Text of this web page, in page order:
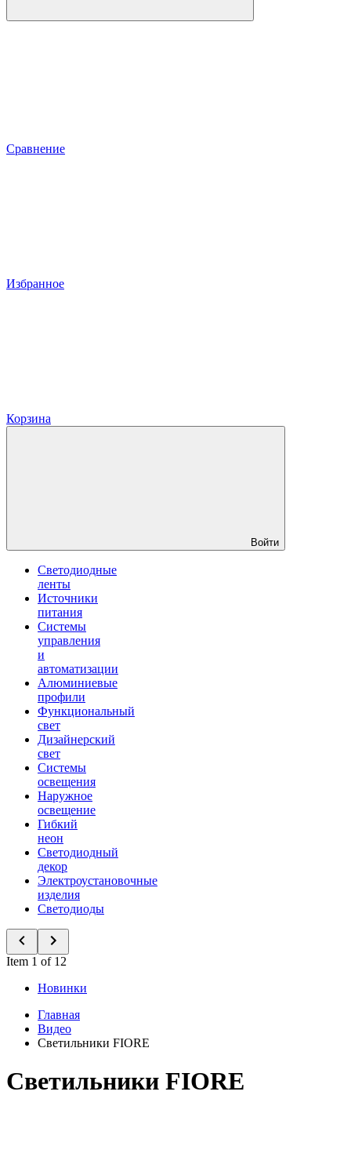
Сравнение
Избранное
Корзина
Войти
Светодиодные
ленты
Источники
питания
Системы
управления
и
автоматизации
Алюминиевые
профили
Функциональный
свет
Дизайнерский
свет
Системы
освещения
Наружное
освещение
Гибкий
неон
Светодиодный
декор
Электроустановочные
изделия
Светодиоды
Item 1 of 12
Новинки
Главная
Видео
Светильники FIORE
Светильники FIORE